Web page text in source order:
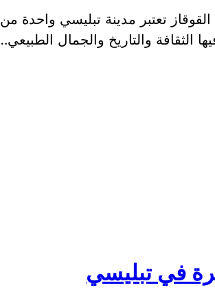
تعتبر مدينة تبليسي واحدة من
الثقافة والتاريخ والجمال
في تبليسي